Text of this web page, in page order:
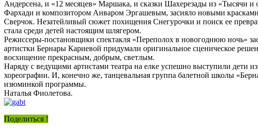
Андерсена, и «12 месяцев» Маршака, и сказки Шахерезады из «Тысячи
Фархади и композитором Анваром Эргашевым, засияло новыми
Сверчок. Незатейливый сюжет похищения Снегурочки и поиск ее
стала среди детей настоящим шлягером.
Режиссеры-постановщики спектакля «Переполох в новогоднюю ночь»
артистки Бернары Кариевой придумали оригинальное сценическое
восхищение прекрасным, добрым, светлым.
Наряду с ведущими артистами театра на елке успешно выступили дети
хореографии. И, конечно же, танцевальная группа балетной школы
изюминкой программы.
Наталья Фиолетова.
Поделиться !